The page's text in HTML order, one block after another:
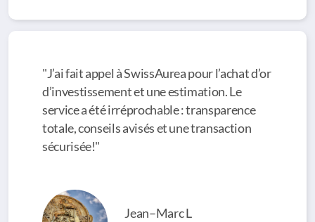
"J’ai fait appel à SwissAurea pour l’achat d’or
d’investissement et une estimation. Le
service a été irréprochable : transparence
totale, conseils avisés et une transaction
sécurisée!"
Jean–Marc L